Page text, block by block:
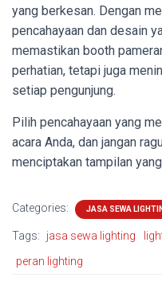
yang berkesan. Dengan
pencahayaan dan desain
memastikan booth
perhatian, tetapi juga
setiap pengunjung.
Pilih pencahayaan yang
acara Anda, dan jangan
menciptakan tampilan
Categories: JASA SEWA
Tags: jasa sewa lighting
peran lighting